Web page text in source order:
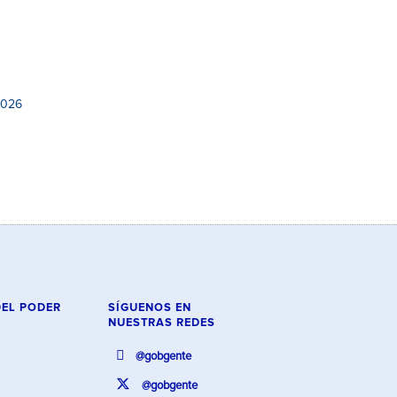
PODER
SÍGUENOS EN
NUESTRAS REDES
@gobgente
@gobgente